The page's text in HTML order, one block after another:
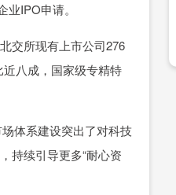
IPO申请。
交所现有上市公司276
八成，国家级专精特
体系建设突出了对科技
持续引导更多“耐心资